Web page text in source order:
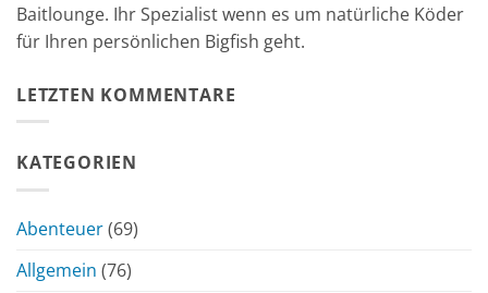
Baitlounge. Ihr Spezialist wenn es um natürliche Köder
für Ihren persönlichen Bigfish geht.
LETZTEN KOMMENTARE
KATEGORIEN
Abenteuer(69)
Allgemein (76)